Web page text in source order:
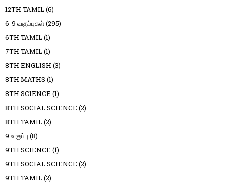
12TH TAMIL(6)
6-9 வகுப்புகள்(295)
6TH TAMIL(1)
7TH TAMIL(1)
8TH ENGLISH (3)
8TH MATHS (1)
8TH SCIENCE (1)
8TH SOCIAL SCIENCE (2)
8TH TAMIL(2)
9 வகுப்பு (8)
9TH SCIENCE (1)
9TH SOCIAL SCIENCE (2)
9TH TAMIL(2)